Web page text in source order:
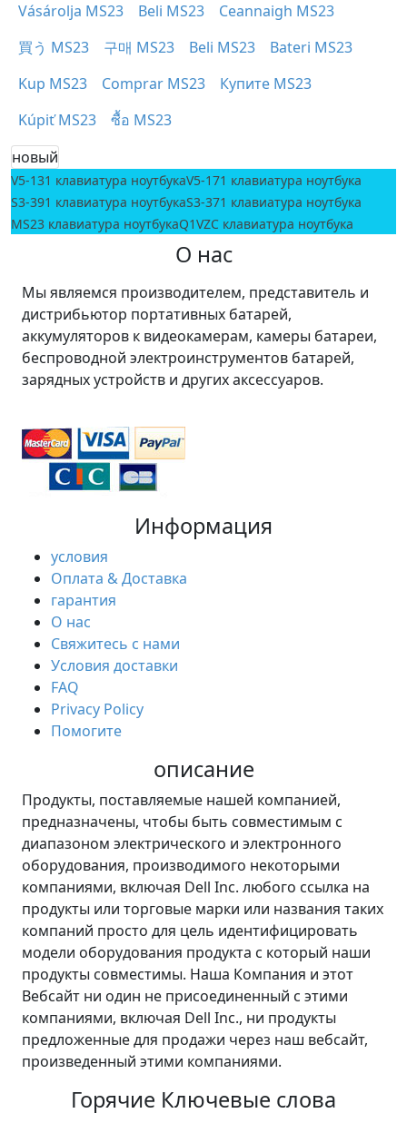
Vásárolja MS23
Beli MS23
Ceannaigh MS23
買う MS23
구매 MS23 Beli MS23
Bateri MS23
Kup MS23
Comprar MS23
Купите MS23
Kúpiť MS23
ซื้อ MS23
новый
V5-131 клавиатура ноутбукаV5-171 клавиатура ноутбука
S3-391 клавиатура ноутбукаS3-371 клавиатура ноутбука
MS23 клавиатура ноутбукаQ1VZC клавиатура ноутбука
О нас
Мы являемся производителем, представитель и
дистрибьютор портативных батарей,
аккумуляторов к видеокамерам, камеры батареи,
беспроводной электроинструментов батарей,
зарядных устройств и других аксессуаров.
Информация
условия
Оплата & Доставка
гарантия
О нас
Свяжитесь с нами
Условия доставки
FAQ
Privacy Policy
Помогите
описание
Продукты, поставляемые нашей компанией,
предназначены, чтобы быть совместимым с
диапазоном электрического и электронного
оборудования, производимого некоторыми
компаниями, включая Dell Inc. любого ссылка на
продукты или торговые марки или названия таких
компаний просто для цель идентифицировать
модели оборудования продукта с который наши
продукты совместимы. Наша Компания и этот
Вебсайт ни один не присоединенный с этими
компаниями, включая Dell Inc., ни продукты
предложенные для продажи через наш вебсайт,
произведенный этими компаниями.
Горячие Ключевые слова